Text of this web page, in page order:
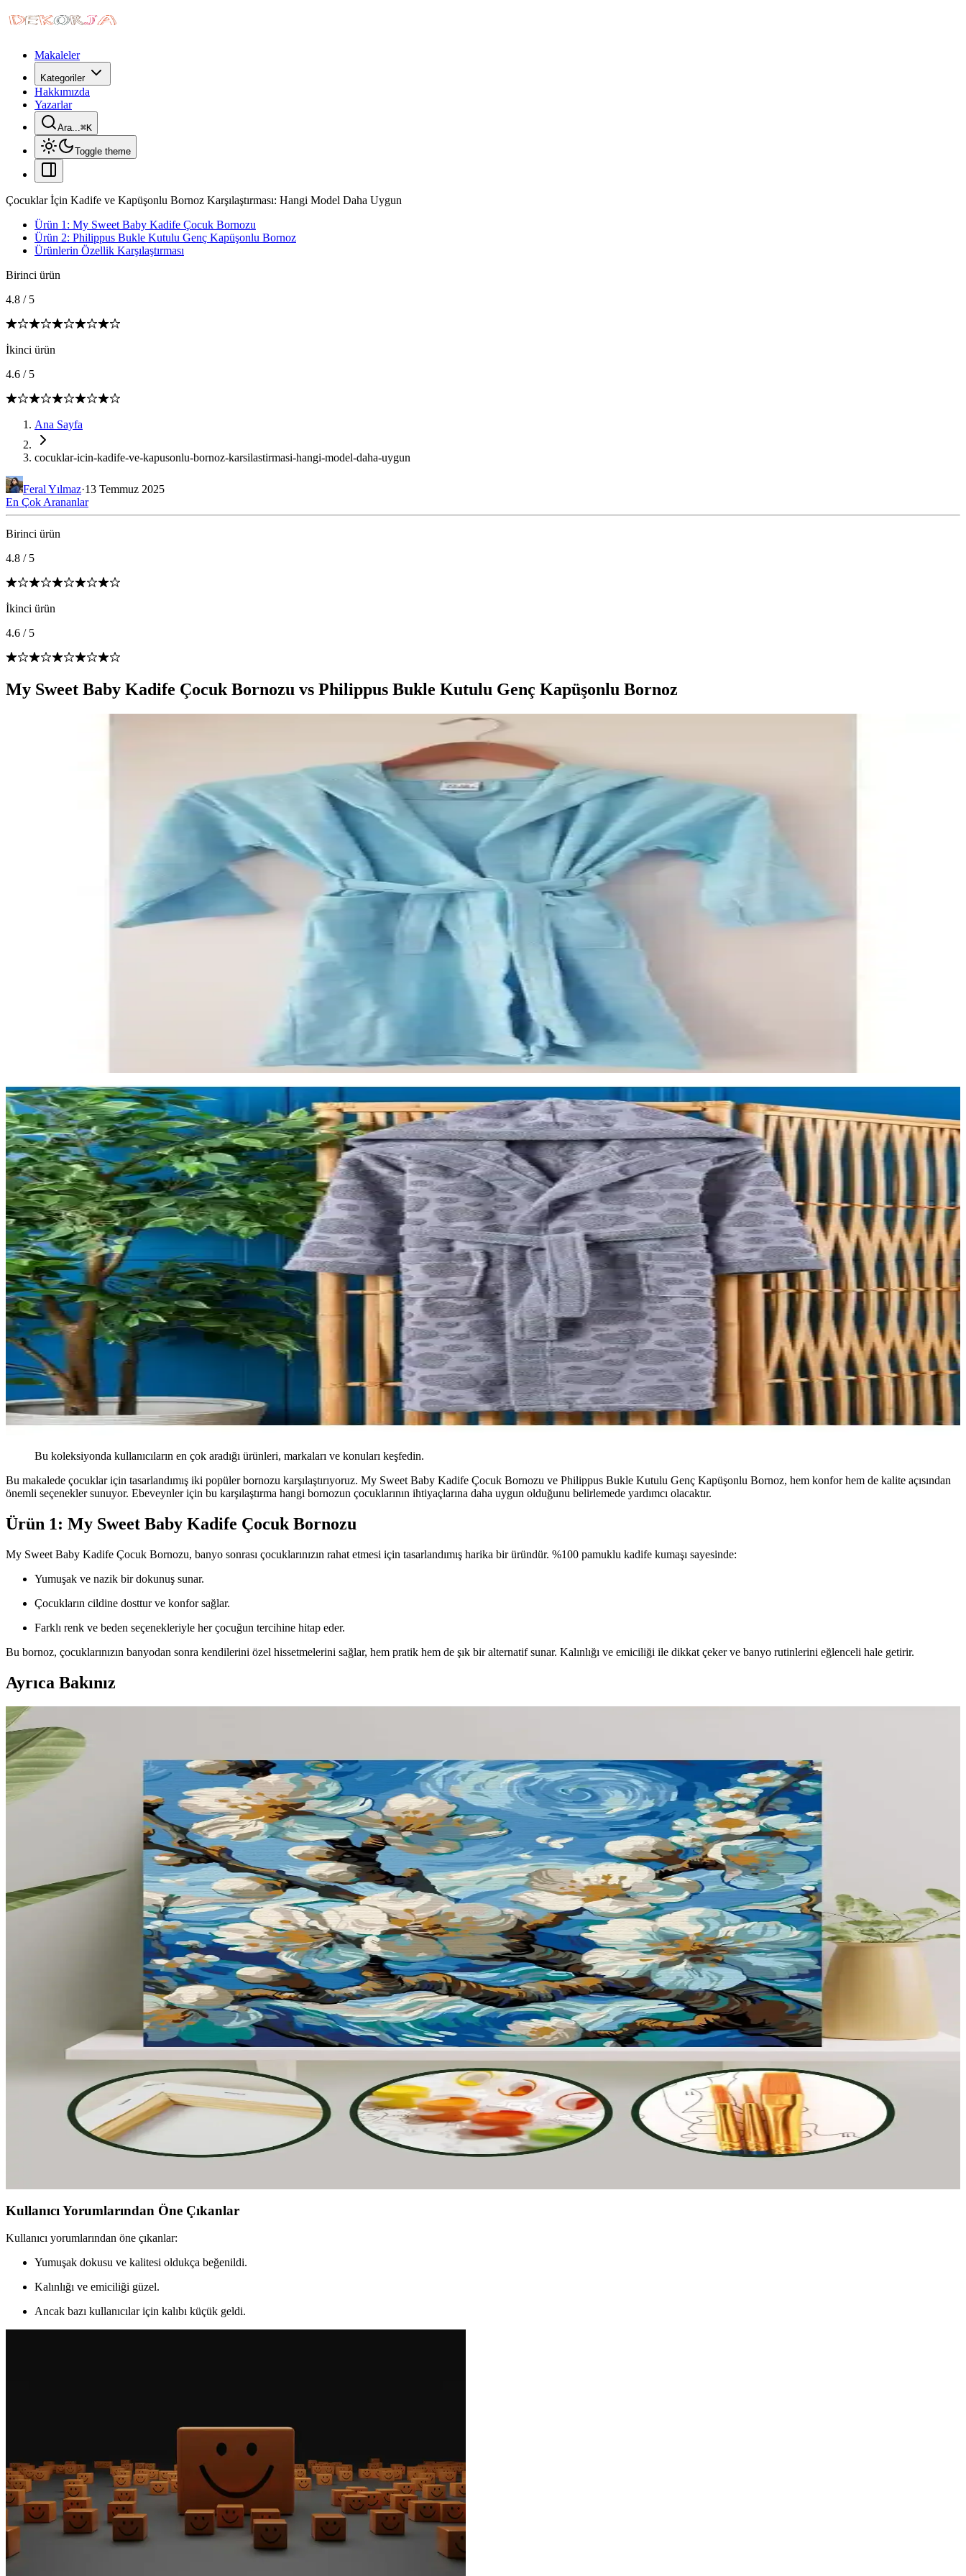
Makaleler
Kategoriler
Hakkımızda
Yazarlar
Ara...⌘K
Toggle theme
Çocuklar İçin Kadife ve Kapüşonlu Bornoz Karşılaştırması: Hangi Model Daha Uygun
Ürün 1: My Sweet Baby Kadife Çocuk Bornozu
Ürün 2: Philippus Bukle Kutulu Genç Kapüşonlu Bornoz
Ürünlerin Özellik Karşılaştırması
Birinci ürün
4.8 / 5
İkinci ürün
4.6 / 5
Ana Sayfa
cocuklar-icin-kadife-ve-kapusonlu-bornoz-karsilastirmasi-hangi-model-daha-uygun
Feral Yılmaz·13 Temmuz 2025
En Çok Arananlar
Birinci ürün
4.8 / 5
İkinci ürün
4.6 / 5
My Sweet Baby Kadife Çocuk Bornozu vs Philippus Bukle Kutulu Genç Kapüşonlu Bornoz
Bu koleksiyonda kullanıcıların en çok aradığı ürünleri, markaları ve konuları keşfedin.
Bu makalede çocuklar için tasarlandımış iki popüler bornozu karşılaştırıyoruz. My Sweet Baby Kadife Çocuk Bornozu ve Philippus Bukle Kutulu Genç Kapüşonlu Bornoz, hem konfor hem de kalite açısından
önemli seçenekler sunuyor. Ebeveynler için bu karşılaştırma hangi bornozun çocuklarının ihtiyaçlarına daha uygun olduğunu belirlemede yardımcı olacaktır.
Ürün 1: My Sweet Baby Kadife Çocuk Bornozu
My Sweet Baby Kadife Çocuk Bornozu, banyo sonrası çocuklarınızın rahat etmesi için tasarlandımış harika bir üründür. %100 pamuklu kadife kumaşı sayesinde:
Yumuşak ve nazik bir dokunuş sunar.
Çocukların cildine dosttur ve konfor sağlar.
Farklı renk ve beden seçenekleriyle her çocuğun tercihine hitap eder.
Bu bornoz, çocuklarınızın banyodan sonra kendilerini özel hissetmelerini sağlar, hem pratik hem de şık bir alternatif sunar. Kalınlığı ve emiciliği ile dikkat çeker ve banyo rutinlerini eğlenceli hale getirir.
Ayrıca Bakınız
Mikro Anaokullarında Pencere Kenarı Tasarımı: Fonksiyonel ve Estetik Yaklaşımlar
Mikro anaokullarında pencere kenarları, doğal renkler ve yumuşak dokularla çocukların konforunu artırırken gizlilik ve yaratıcılığı destekleyen çok yönlü alanlar sunar.
Dar ve Çok Amaçlı Mekanlarda Fonksiyonel ve Estetik Dekorasyon Yöntemleri
Dar ve çok amaçlı mekanlarda doğru mobilya seçimi, renk kullanımı ve depolama çözümleriyle hem işlevsel hem estetik yaşam alanları oluşturmak mümkündür. Mekanın amacı ve çocuk oyun alanları dikkate
Perde Uzunluğu Seçiminde Estetik ve Pratik Dengenin Önemi
Perde uzunluğu, estetik ve işlevselliği etkileyen önemli bir unsurdur. Yere değen perdeler şık görünse de, evcil hayvan ve çocuklu evlerde kısa perdeler temizlik ve dayanıklılık açısından avantaj sağlar.
Çocuklu Evler İçin Koridor Dekorasyonunda Güvenlik ve Estetik Çözümler
Çocuklu evlerde koridor dekorasyonunda güvenlik ve estetik ön plandadır. Dayanıklı malzemeler, sıcak renkler ve fonksiyonel mobilyalarla hem güvenli hem şık alanlar yaratılır.
Tryon Kidz Çocuk Kaleci Eldiveni Sarı: Dayanıklı ve Konforlu Spor Ekipmanı
Tryon Kidz Sarı çocuk kaleci eldiveni, dayanıklı malzemeleri ve ayarlanabilir yapısıyla güvenli ve konforlu futbol deneyimi sunar. Uzun ömürlü ve esnek tasarımıyla sahada fark yaratır.
Çocuklar İçin Boyama ve Eğlence Setleri Karşılaştırması En İyi Seçenekler ve Özellikler
İki popüler çocuk boyama kitabı ve etkinlik setinin detaylı karşılaştırmasıyla, en uygun eğlence ve eğitim ürününü seçmenize yardımcı oluyoruz.
Stabilo Point 88 İnce Keçe Uçlu Kalem: Renkli Yazım ve Çizim İçin Yüksek Performanslı Kalem
Stabilo Point 88, canlı renkleri, dayanıklı yapısı ve güvenli tasarımıyla okul ve sanat projeleri için ideal ince keçe uçlu kalemdir.
Palmiye Hobi Sanat ve Wombhobby Neo Felsefe Sayılarla Boyama Setlerinin Karşılaştırması
İki farklı sayılarla boyama seti olan Palmiye Hobi Sanat ve Wombhobby Neo Felsefe'nin özellikleri ve kullanıcı yorumlarıyla detaylı karşılaştırması, sanatsal becerilerin geliştirilmesine ve stres atmaya yönelik
Kullanıcı Yorumlarından Öne Çıkanlar
Kullanıcı yorumlarından öne çıkanlar:
Yumuşak dokusu ve kalitesi oldukça beğenildi.
Kalınlığı ve emiciliği güzel.
Ancak bazı kullanıcılar için kalıbı küçük geldi.